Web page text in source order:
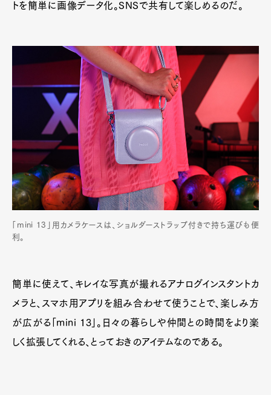
トを簡単に画像データ化。SNSで共有して楽しめるのだ。
「mini 13」用カメラケースは、ショルダーストラップ付きで持ち運びも便
利。
簡単に使えて、キレイな写真が撮れるアナログインスタントカ
メラと、スマホ用アプリを組み合わせて使うことで、楽しみ方
が広がる「mini 13」。日々の暮らしや仲間との時間をより楽
しく拡張してくれる、とっておきのアイテムなのである。